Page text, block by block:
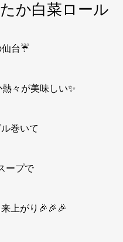
か白菜ロール
台☔
々が美味しい✨
巻いて
ープで
上がり🎉🎉🎉